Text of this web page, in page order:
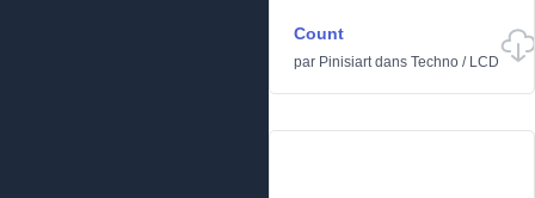
Count
par Pinisiartdans Techno / LCD